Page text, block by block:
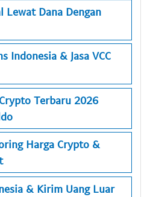
Lewat Dana Dengan
Indonesia & Jasa VCC
Terbaru 2026
Harga Crypto &
& Kirim Uang Luar